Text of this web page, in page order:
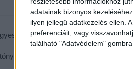
adatainak bizonyos
ilyen jellegű adatkezelés ellen.
preferenciáit, vagy
található "Adatvédelem" gombra.
tudunk fogadni, azonban egy